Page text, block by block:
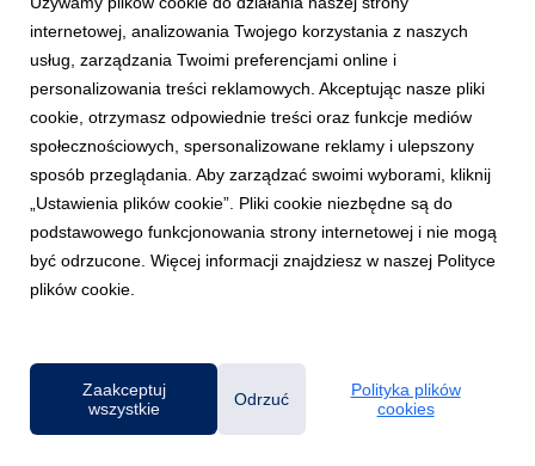
GDAŃSK/GDYNIA
Uniwersytet WSB Merito Gdynia zaprasza na
wykład o podatkowych fake newsach
3 czerwca 2026
Jak odróżnić rzetelną informację podatkową od internetowego
mitu? Dlaczego media społecznościowe stały się przestrzenią,
w której błędne interpretacje przepisów rozprzestrzeniają się
internetowej, analizowania Twojego korzystania z naszych
usług, zarządzania Twoimi preferencjami online i
personalizowania treści reklamowych. Akceptując nasze pliki
cookie, otrzymasz odpowiednie treści oraz funkcje mediów
społecznościowych, spersonalizowane reklamy i ulepszony
sposób przeglądania. Aby zarządzać swoimi wyborami, kliknij
„Ustawienia plików cookie”. Pliki cookie niezbędne są do
podstawowego funkcjonowania strony internetowej i nie mogą
być odrzucone. Więcej informacji znajdziesz w naszej Polityce
plików cookie.
Zaakceptuj
wszystkie
Odrzuć
Polityka plików
cookies